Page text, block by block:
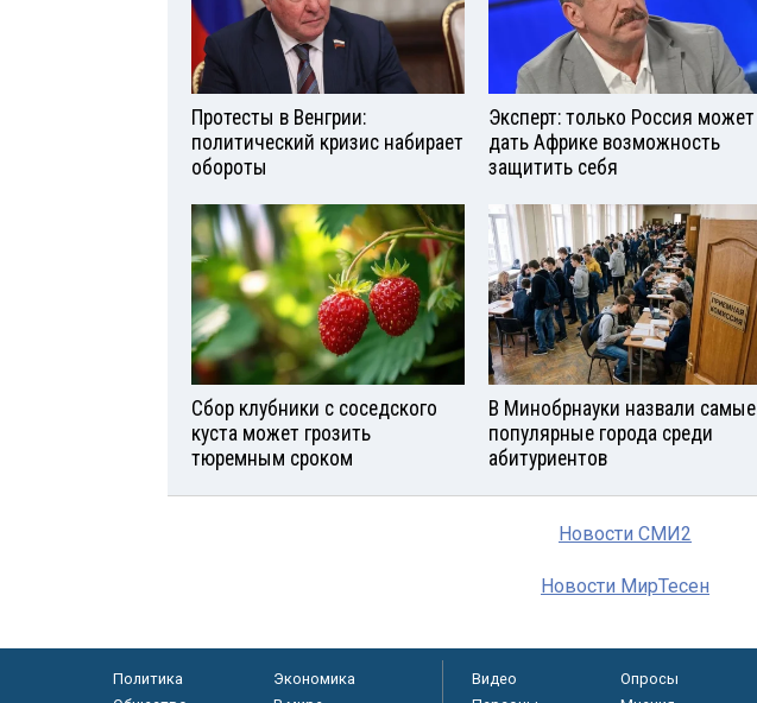
Протесты в Венгрии:
политический кризис набирает
обороты
Эксперт: только Россия может
дать Африке возможность
защитить себя
Сбор клубники с соседского
куста может грозить
тюремным сроком
В Минобрнауки назвали самые
популярные города среди
абитуриентов
Новости СМИ2
Новости МирТесен
Политика
Экономика
Видео Опросы